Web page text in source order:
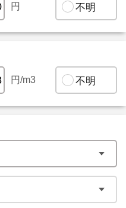
円 不明
円/m3 不明